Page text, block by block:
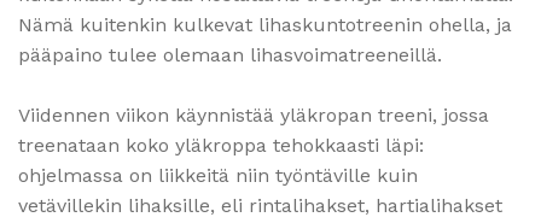
Nämä kuitenkin kulkevat lihaskuntotreenin ohella, ja
pääpaino tulee olemaan lihasvoimatreeneillä.
Viidennen viikon käynnistää yläkropan treeni, jossa
treenataan koko yläkroppa tehokkaasti läpi:
ohjelmassa on liikkeitä niin työntäville kuin
vetävillekin lihaksille, eli rintalihakset, hartialihakset